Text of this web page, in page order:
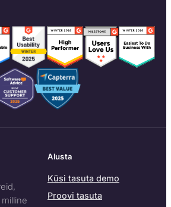
Alusta
Küsi tasuta demo
Proovi tasuta